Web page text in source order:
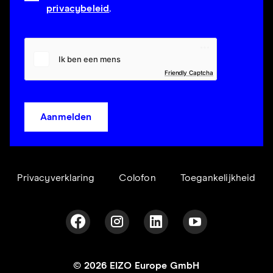
privacybeleid.
Friendly Captcha
Aanmelden
Privacyverklaring Colofon Toegankelijkheid
© 2026 EIZO Europe GmbH